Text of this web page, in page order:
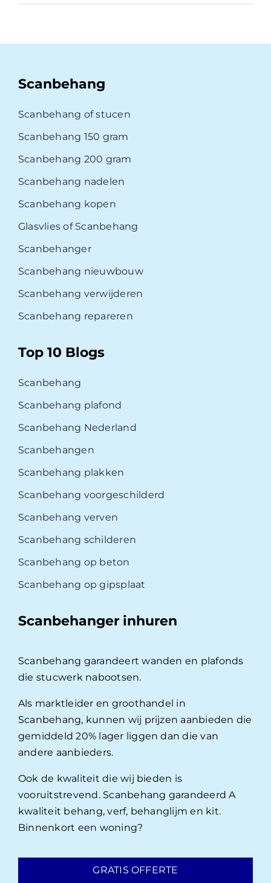
Scanbehang
Scanbehang of stucen
Scanbehang 150 gram
Scanbehang 200 gram
Scanbehang nadelen
Scanbehang kopen
Glasvlies of Scanbehang
Scanbehanger
Scanbehang nieuwbouw
Scanbehang verwijderen
Scanbehang repareren
Top 10 Blogs
Scanbehang
Scanbehang plafond
Scanbehang Nederland
Scanbehangen
Scanbehang plakken
Scanbehang voorgeschilderd
Scanbehang verven
Scanbehang schilderen
Scanbehang op beton
Scanbehang op gipsplaat
Scanbehanger inhuren
Scanbehang garandeert wanden en plafonds
die stucwerk nabootsen.
Als marktleider en groothandel in
Scanbehang, kunnen wij prijzen aanbieden die
gemiddeld 20% lager liggen dan die van
andere aanbieders.
Ook de kwaliteit die wij bieden is
vooruitstrevend. Scanbehang garandeerd A
kwaliteit behang, verf, behanglijm en kit.
Binnenkort een woning?
GRATIS OFFERTE